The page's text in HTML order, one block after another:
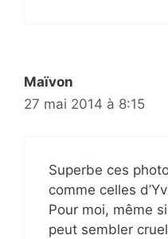
Maïvon
27 mai 2014 à 8:15
Superbe ces
comme celles
Pour moi, même
peut sembler